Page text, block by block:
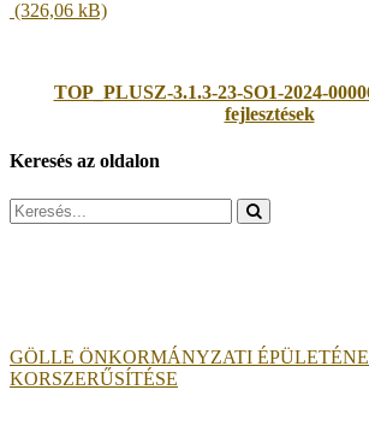
TOP_PLUSZ-3.1.3-23-SO1-2024-
fejlesztések
Keresés az oldalon
Search
for:
GÖLLE ÖNKORMÁNYZATI
KORSZERŰSÍTÉSE